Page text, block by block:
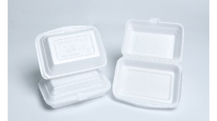
สินค้า
และ
บริการ
ข่าวสาร